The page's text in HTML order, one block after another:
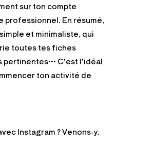
sur ton compte
professionnel. En résumé,
et minimaliste, qui
toutes tes fiches
pertinentes… C’est l’idéal
ton activité de
Instagram ? Venons-y.